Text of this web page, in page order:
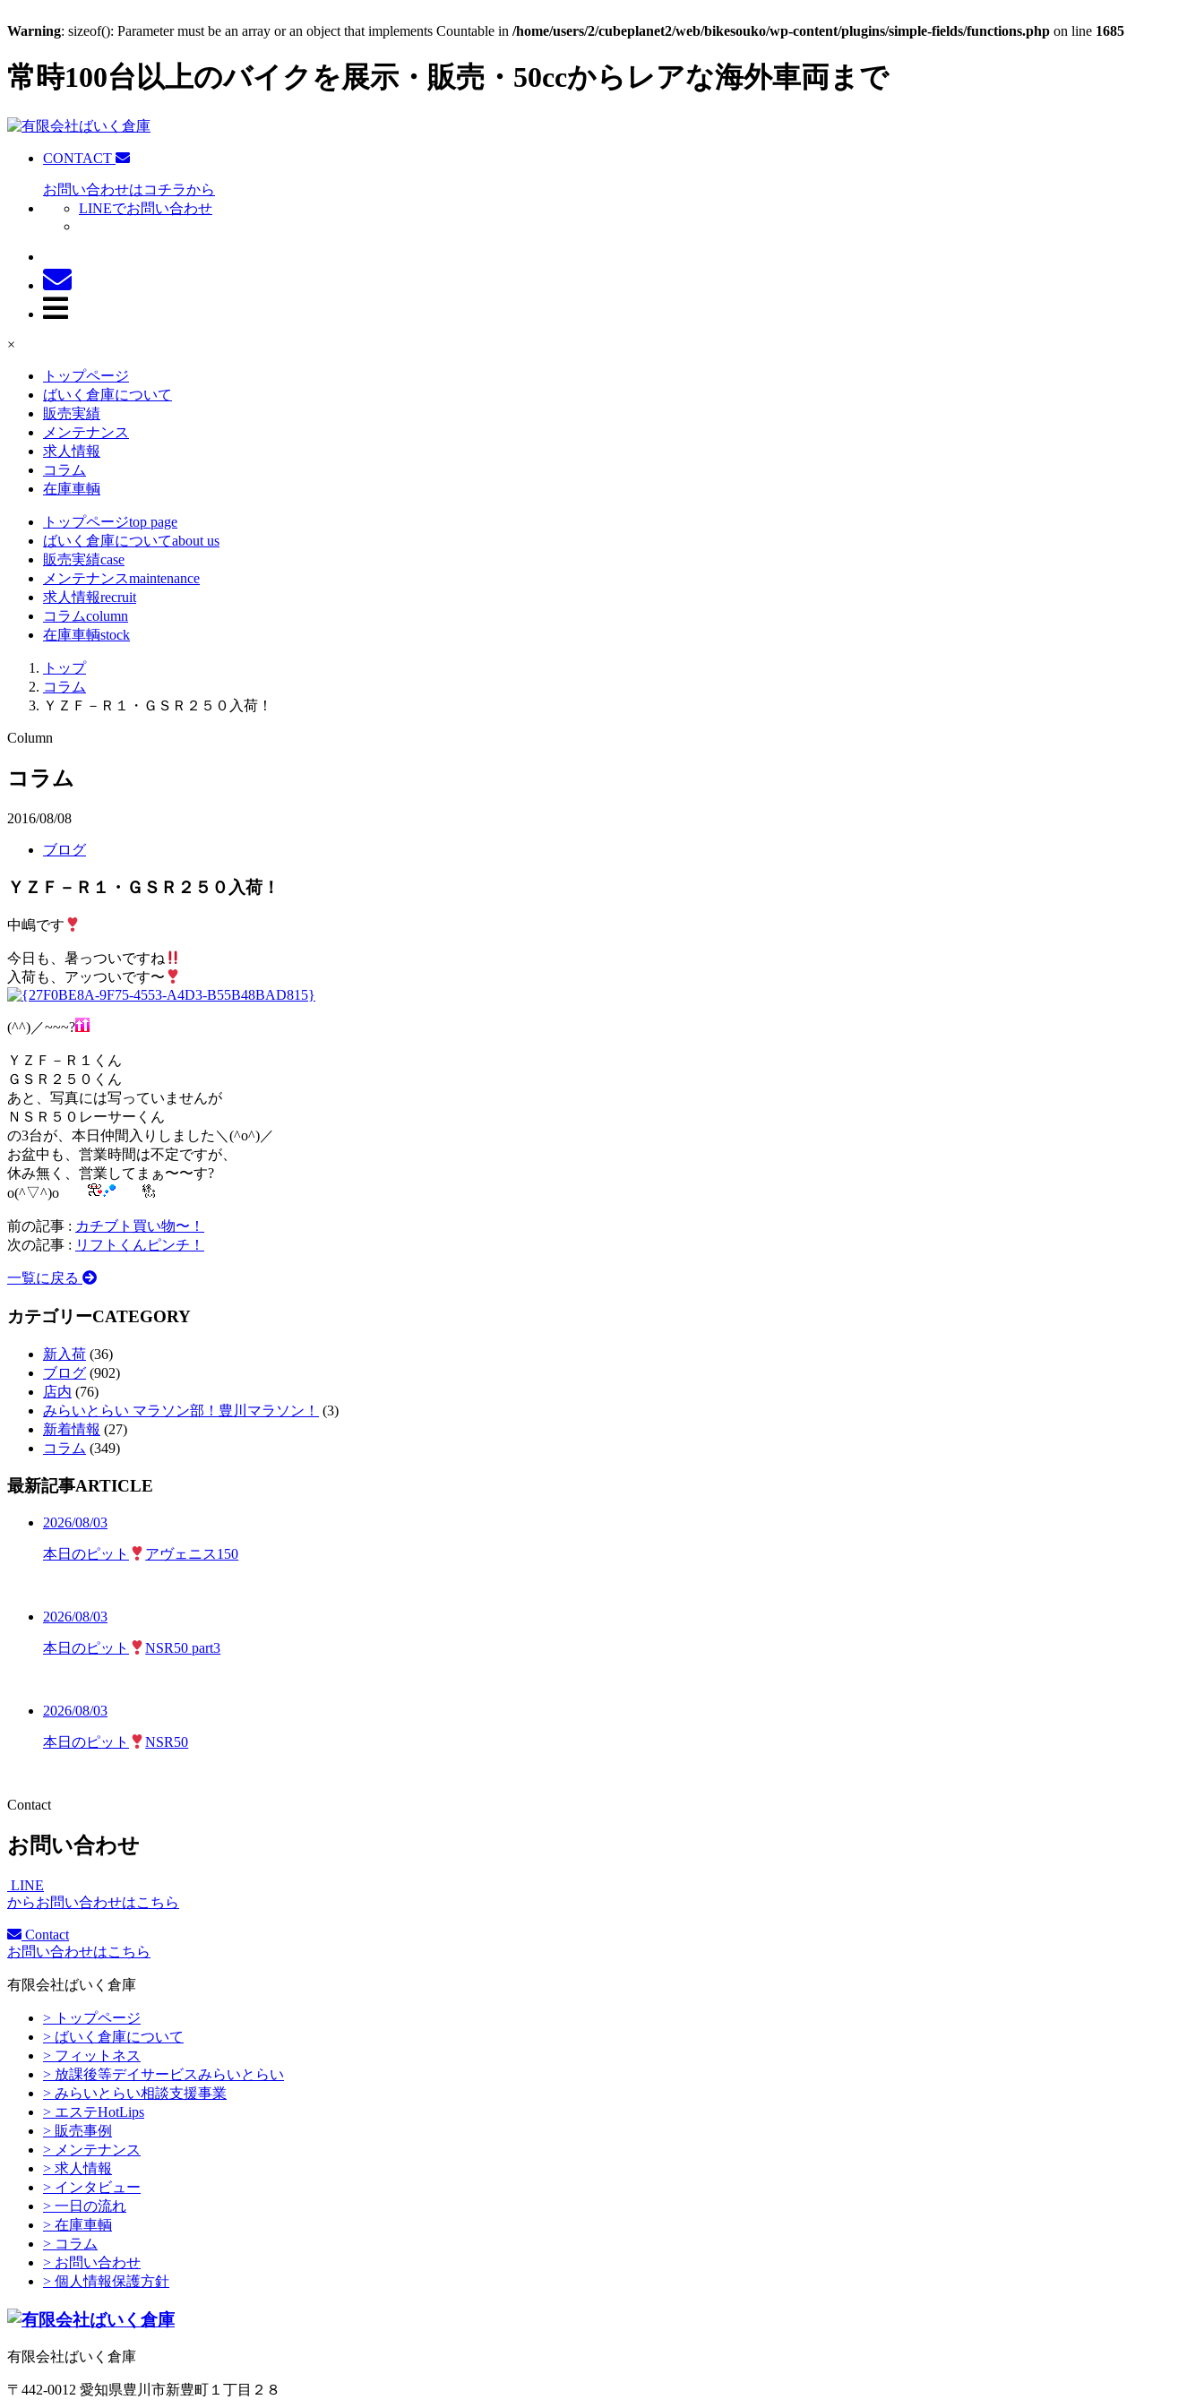
Warning: sizeof(): Parameter must be an array or an object that implements Countable in /home/users/2/cubeplanet2/web/bikesouko/wp-content/plugins/simple-fields/functions.php on line 1685
常時100台以上のバイクを展示・販売・50ccからレアな海外車両まで
CONTACT
お問い合わせはコチラから
LINEでお問い合わせ
×
トップページ
ばいく倉庫について
販売実績
メンテナンス
求人情報
コラム
在庫車輌
トップページtop page
ばいく倉庫についてabout us
販売実績case
メンテナンスmaintenance
求人情報recruit
コラムcolumn
在庫車輌stock
トップ
コラム
ＹＺＦ－Ｒ１・ＧＳＲ２５０入荷！
Column
コラム
2016/08/08
ブログ
ＹＺＦ－Ｒ１・ＧＳＲ２５０入荷！
中嶋です
今日も、暑っついですね
入荷も、アッついです〜
(^^)／~~~?
ＹＺＦ－Ｒ１くん
ＧＳＲ２５０くん
あと、写真には写っていませんが
ＮＳＲ５０レーサーくん
の3台が、本日仲間入りしました＼(^o^)／
お盆中も、営業時間は不定ですが、
休み無く、営業してまぁ〜〜す?
o(^▽^)o
前の記事 : カチブト買い物〜！
次の記事 : リフトくんピンチ！
一覧に戻る
カテゴリーCATEGORY
新入荷 (36)
ブログ (902)
店内 (76)
みらいとらい マラソン部！豊川マラソン！
(3)
新着情報 (27)
コラム (349)
最新記事ARTICLE
2026/08/03
本日のピット アヴェニス150
2026/08/03
本日のピット NSR50 part3
2026/08/03
本日のピット NSR50
Contact
お問い合わせ
LINE
からお問い合わせはこちら
Contact
お問い合わせはこちら
有限会社ばいく倉庫
> トップページ
> ばいく倉庫について
> フィットネス
> 放課後等デイサービスみらいとらい
> みらいとらい相談支援事業
> エステHotLips
> 販売事例
> メンテナンス
> 求人情報
> インタビュー
> 一日の流れ
> 在庫車輌
> コラム
> お問い合わせ
> 個人情報保護方針
有限会社ばいく倉庫
〒442-0012 愛知県豊川市新豊町１丁目２８